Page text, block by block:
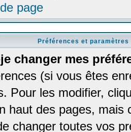
page
Préférences et
changer mes
(si vous êtes
Pour les modifier,
haut des pages,
changer toutes vos